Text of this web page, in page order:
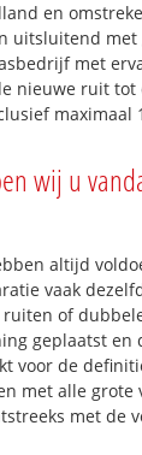
en
uitsluitend
met
nieuwe ruit
maximaal
wij u
altijd
vaak
of
geplaatst en
voor de
met alle grote
met de